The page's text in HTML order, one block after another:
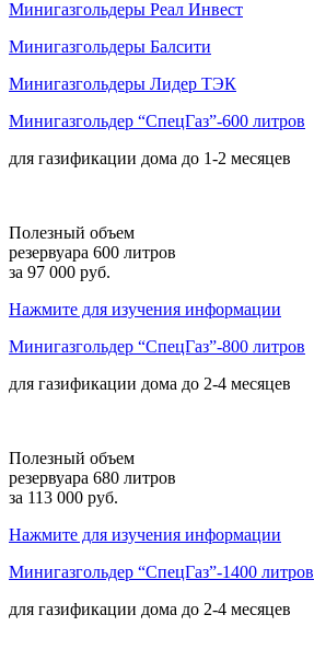
Минигазгольдеры Реал Инвест
Минигазгольдеры Балсити
Минигазгольдеры Лидер ТЭК
Минигазгольдер “СпецГаз”-600 литров
для газификации дома до 1-2 месяцев
Полезный объем
резервуара 600 литров
за 97 000 руб.
Нажмите для изучения информации
Минигазгольдер “СпецГаз”-800 литров
для газификации дома до 2-4 месяцев
Полезный объем
резервуара 680 литров
за 113 000 руб.
Нажмите для изучения информации
Минигазгольдер “СпецГаз”-1400 литров
для газификации дома до 2-4 месяцев